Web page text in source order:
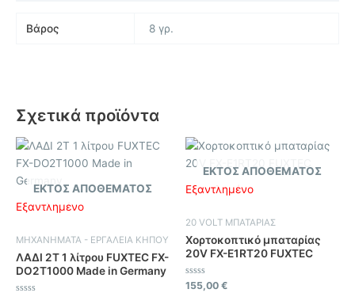
Βάρος 8 γρ.
Σχετικά προϊόντα
ΕΚΤΌΣ ΑΠΟΘΈΜΑΤΟΣ
Εξαντλημένο
ΜΗΧΑΝΗΜΑΤΑ - ΕΡΓΑΛΕΙΑ ΚΗΠΟΥ
ΛΑΔΙ 2Τ 1 λίτρου FUXTEC FX-
DO2T1000 Made in Germany
ΕΚΤΌΣ ΑΠΟΘΈΜΑΤΟΣ
Εξαντλημένο
20 VOLT ΜΠΑΤΑΡΙΑΣ
Χορτοκοπτικό μπαταρίας
20V FX-E1RT20 FUXTEC
Βαθμολογήθηκε
155,00 €